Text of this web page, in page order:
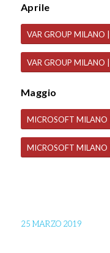
Aprile
VAR GROUP MILANO
VAR GROUP MILANO
Maggio
MICROSOFT MILANO
MICROSOFT
25 MARZO 2019